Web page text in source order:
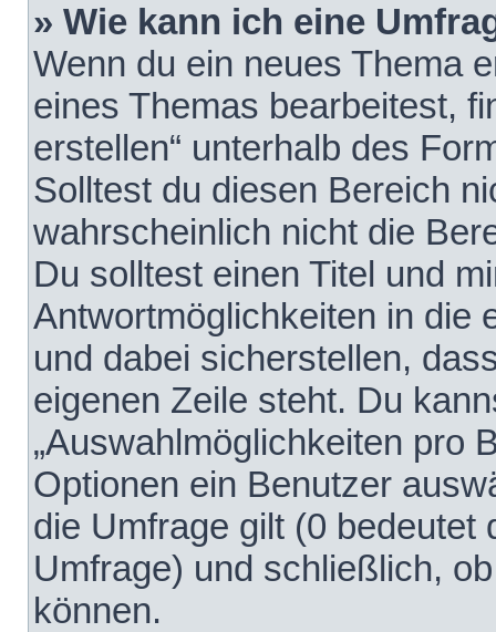
» Wie kann ich eine
Wenn du ein neues Thema
eines Themas bearbeitest,
erstellen“ unterhalb des
Solltest du diesen Bereich
wahrscheinlich nicht die
Du solltest einen Titel und
Antwortmöglichkeiten in die
und dabei sicherstellen,
eigenen Zeile steht. Du
„Auswahlmöglichkeiten pro
Optionen ein Benutzer
die Umfrage gilt (0 bedeutet
Umfrage) und schließlich,
können.